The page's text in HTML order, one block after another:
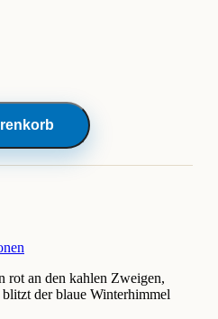
rot an den kahlen Zweigen,
der blaue Winterhimmel